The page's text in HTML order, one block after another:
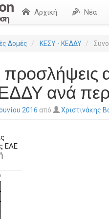
Αρχική Νέα
Δομές ΚΕΣΥ - ΚΕΔΔΥ
ανά
2016 από Χριστινάκης